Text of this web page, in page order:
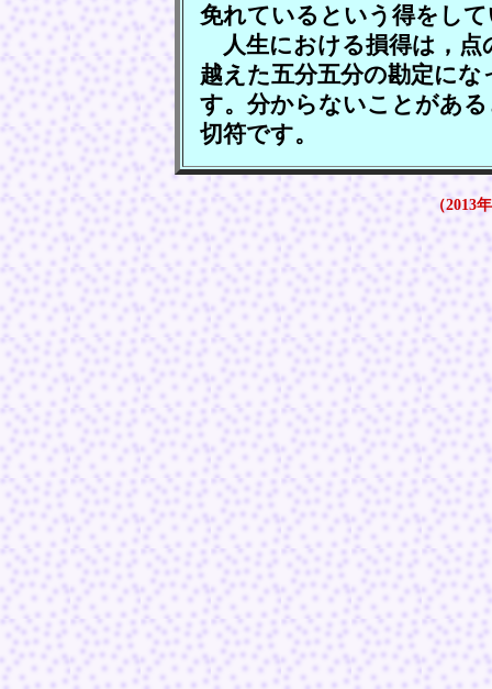
免れているという得をし
人生における損得は，点
越えた五分五分の勘定に
す。分からないことがあ
切符です。
（2013